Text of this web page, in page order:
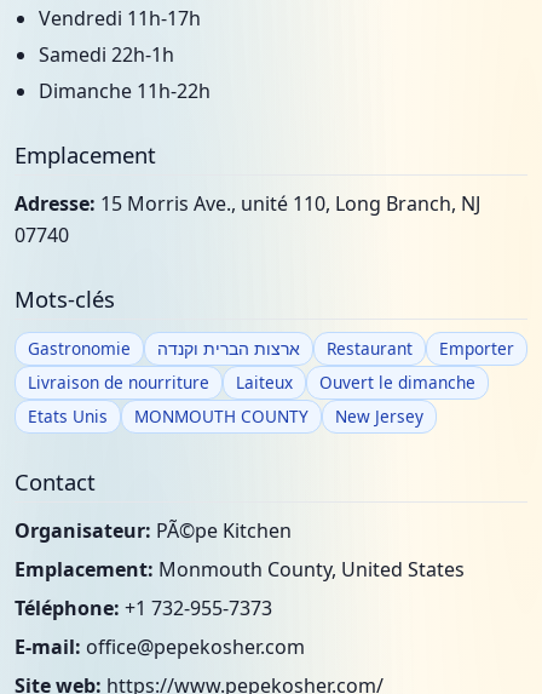
Vendredi 11h-17h
Samedi 22h-1h
Dimanche 11h-22h
Emplacement
Adresse: 15 Morris Ave., unité 110, Long Branch, NJ
07740
Mots-clés
Gastronomie ארצות הברית וקנדה Restaurant
Emporter
Livraison de nourriture
Laiteux
Ouvert le dimanche
Etats Unis
MONMOUTH COUNTY New Jersey
Contact
Organisateur: PÃ©pe Kitchen
Emplacement: Monmouth County, United States
Téléphone: +1 732-955-7373
E-mail: office@pepekosher.com
Site web: https://www.pepekosher.com/